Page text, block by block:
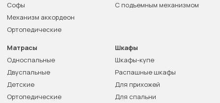
Софы
Механизм аккордеон
Ортопедические
С подъемным механизмом
Матрасы
Односпальные
Двуспальные
Детские
Ортопедические
Шкафы
Шкафы-купе
Распашные шкафы
Для прихожей
Для спальни